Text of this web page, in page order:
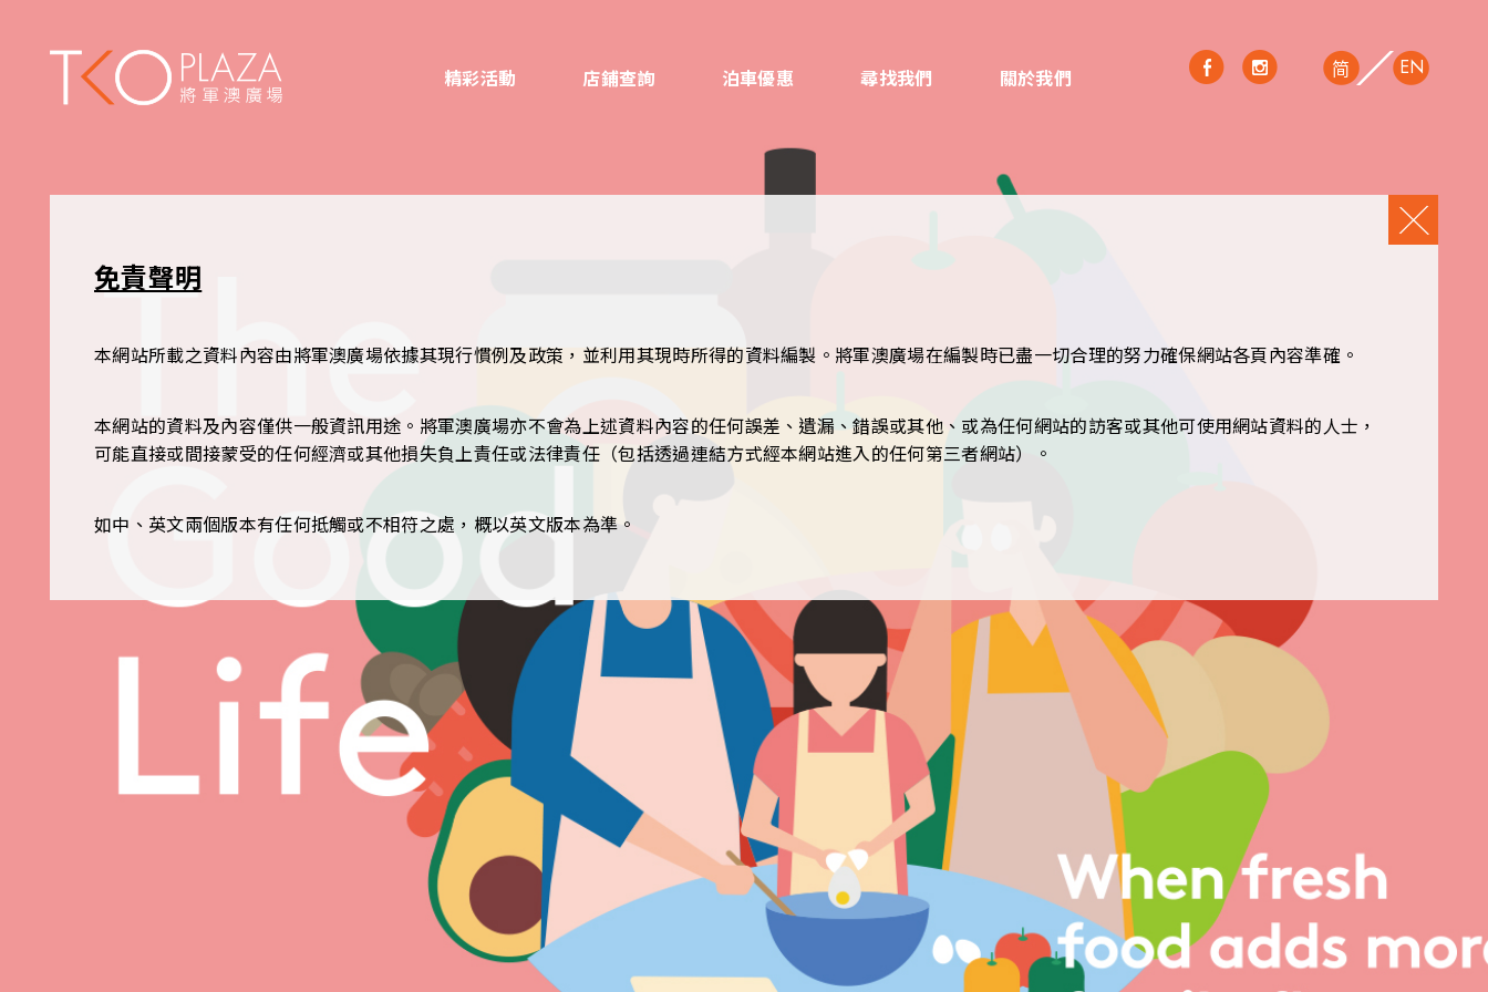
精彩活動 店鋪查詢 泊車優惠 尋找我們 關於我們 简 EN
免責聲明
本網站所載之資料內容由將軍澳廣場依據其現行慣例及政策，並利用其現時所得的資料編製。將軍澳廣場在編製時已盡一切合理的努力確保網站各頁內容準確。
本網站的資料及內容僅供一般資訊用途。將軍澳廣場亦不會為上述資料內容的任何誤差、遺漏、錯誤或其他、或為任何網站的訪客或其他可使用網站資料的人士，
可能直接或間接蒙受的任何經濟或其他損失負上責任或法律責任（包括透過連結方式經本網站進入的任何第三者網站）。
如中、英文兩個版本有任何抵觸或不相符之處，概以英文版本為準。